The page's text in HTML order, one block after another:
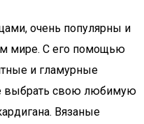
очень популярны и
мире. С его помощью
и гламурные
выбрать свою любимую
Вязаные